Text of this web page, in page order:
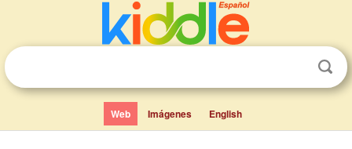
Web Imágenes English